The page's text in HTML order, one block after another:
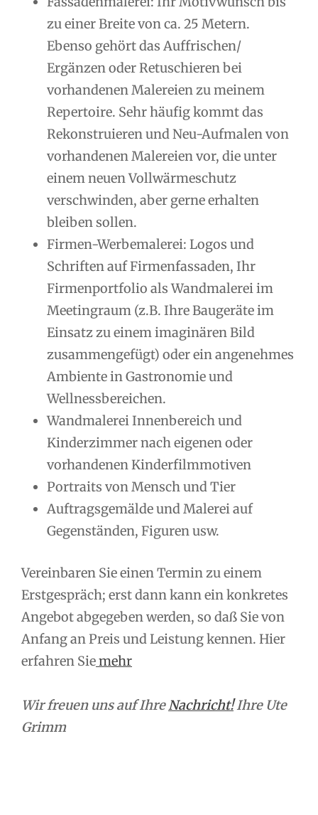
zu einer Breite von ca. 25 Metern.
Ebenso gehört das Auffrischen/
Ergänzen oder Retuschieren bei
vorhandenen Malereien zu meinem
Repertoire. Sehr häufig kommt das
Rekonstruieren und Neu-Aufmalen von
vorhandenen Malereien vor, die unter
einem neuen Vollwärmeschutz
verschwinden, aber gerne erhalten
bleiben sollen.
Firmen-Werbemalerei: Logos und
Schriften auf Firmenfassaden, Ihr
Firmenportfolio als Wandmalerei im
Meetingraum (z.B. Ihre Baugeräte im
Einsatz zu einem imaginären Bild
zusammengefügt) oder ein angenehmes
Ambiente in Gastronomie und
Wellnessbereichen.
Wandmalerei Innenbereich und
Kinderzimmer nach eigenen oder
vorhandenen Kinderfilmmotiven
Portraits von Mensch und Tier
Auftragsgemälde und Malerei auf
Gegenständen, Figuren usw.
Vereinbaren Sie einen Termin zu einem
Erstgespräch; erst dann kann ein konkretes
Angebot abgegeben werden, so daß Sie von
Anfang an Preis und Leistung kennen. Hier
erfahren Siemehr
Wir freuen uns auf IhreNachricht!Ihre Ute
Grimm